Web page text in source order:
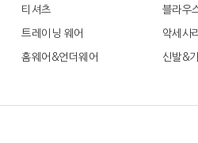
티셔츠 블라우
트레이닝 웨어 악세사
홈웨어&언더웨어 신발&